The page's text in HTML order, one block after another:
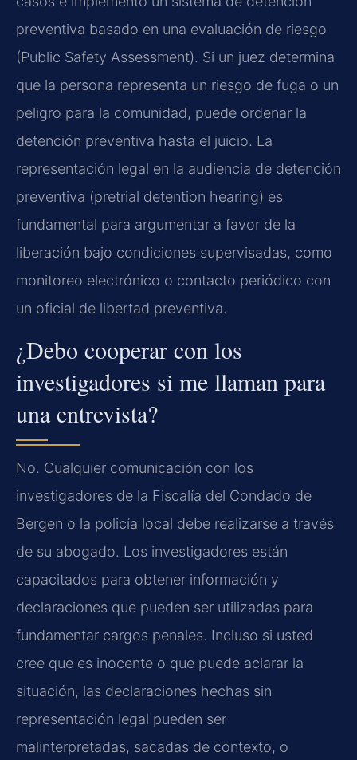
preventiva basado en una evaluación de riesgo
(Public Safety Assessment). Si un juez determina
que la persona representa un riesgo de fuga o un
peligro para la comunidad, puede ordenar la
detención preventiva hasta el juicio. La
representación legal en la audiencia de detención
preventiva (pretrial detention hearing) es
fundamental para argumentar a favor de la
liberación bajo condiciones supervisadas, como
monitoreo electrónico o contacto periódico con
un oficial de libertad preventiva.
¿Debo cooperar con los
investigadores si me llaman para
una entrevista?
No. Cualquier comunicación con los
investigadores de la Fiscalía del Condado de
Bergen o la policía local debe realizarse a través
de su abogado. Los investigadores están
capacitados para obtener información y
declaraciones que pueden ser utilizadas para
fundamentar cargos penales. Incluso si usted
cree que es inocente o que puede aclarar la
situación, las declaraciones hechas sin
representación legal pueden ser
malinterpretadas, sacadas de contexto, o